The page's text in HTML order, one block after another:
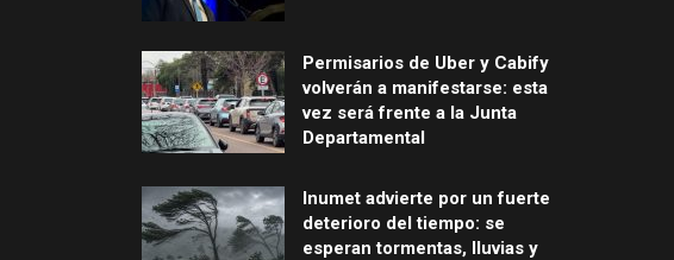
Permisarios de Uber y Cabify
volverán a manifestarse: esta
vez será frente a la Junta
Departamental
Inumet advierte por un fuerte
deterioro del tiempo: se
esperan tormentas, lluvias y